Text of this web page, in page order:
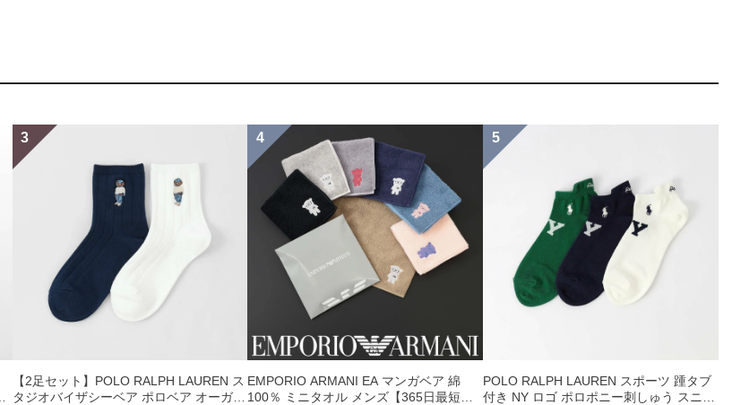
【2足セット】POLO RALPH LAUREN ス
タジオバイザシーベア ポロベア オーガニ
EMPORIO ARMANI EA マンガベア 綿
100％ ミニタオル メンズ【365日最短翌
POLO RALPH LAUREN スポーツ 踵タブ
付き NY ロゴ ポロポニー刺しゅう スニー